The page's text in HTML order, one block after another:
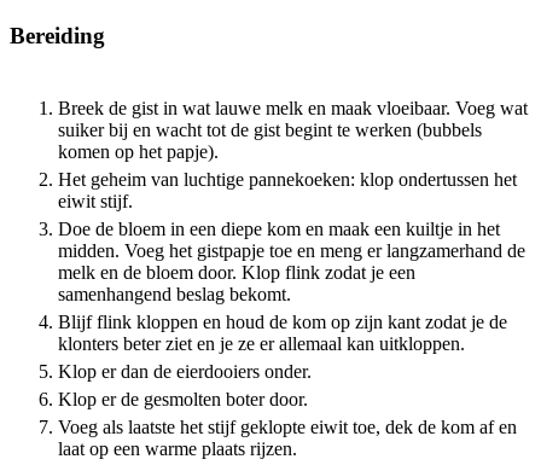
Bereiding
Breek de gist in wat lauwe melk en maak vloeibaar. Voeg wat
suiker bij en wacht tot de gist begint te werken (bubbels
komen op het papje).
Het geheim van luchtige pannekoeken: klop ondertussen het
eiwit stijf.
Doe de bloem in een diepe kom en maak een kuiltje in het
midden. Voeg het gistpapje toe en meng er langzamerhand de
melk en de bloem door. Klop flink zodat je een
samenhangend beslag bekomt.
Blijf flink kloppen en houd de kom op zijn kant zodat je de
klonters beter ziet en je ze er allemaal kan uitkloppen.
Klop er dan de eierdooiers onder.
Klop er de gesmolten boter door.
Voeg als laatste het stijf geklopte eiwit toe, dek de kom af en
laat op een warme plaats rijzen.